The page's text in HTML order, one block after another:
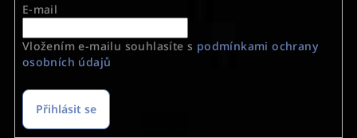
E-mail
Vložením e-mailu souhlasíte s podmínkami ochrany
osobních údajů
Přihlásit se